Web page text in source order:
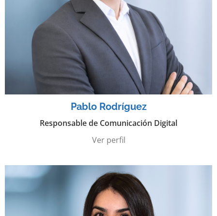
Pablo Rodríguez
Responsable de Comunicación Digital
Ver perfil